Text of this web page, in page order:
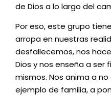
de Dios a lo largo del
Por eso, este grupo
arropa en nuestras
desfallecemos, nos
Dios y nos enseña a ser
mismos. Nos anima a
ejemplo de familia, a